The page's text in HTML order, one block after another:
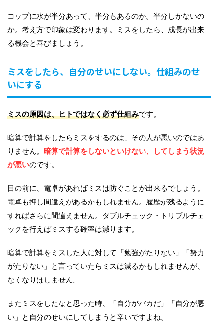
コップに水が半分あって、半分もあるのか。半分しかないの
か。考え方で印象は変わります。ミスをしたら、成長が出来
る機会と喜びましょう。
ミスをしたら、自分のせいにしない。仕組みのせ
いにする
ミスの原因は、ヒトではなく必ず仕組みです。
暗算で計算をしたらミスをするのは、その人が悪いのではあ
りません。 暗算で計算をしないといけない、してしまう状況
が悪いのです。
目の前に、電卓があればミスは防ぐことが出来るでしょう。
電卓も押し間違えがあるかもしれません。履歴が残るように
すればさらに間違えません。ダブルチェック・トリプルチェ
ックを行えばミスする確率は減ります。
暗算で計算をミスした人に対して「勉強がたりない」「努力
がたりない」と言っていたらミスは減るかもしれませんが、
なくなりはしません。
またミスをしたなと思った時、「自分がバカだ」「自分が悪
い」と自分のせいにしてしまうと辛いですよね。